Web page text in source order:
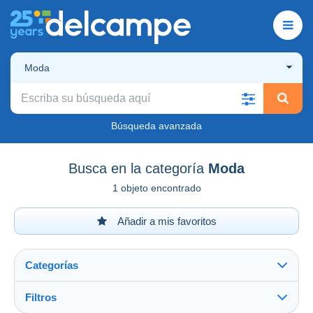
Moda
Búsqueda avanzada
Busca en la categoría Moda
1 objeto encontrado
Añadir a mis favoritos
Categorías
Filtros